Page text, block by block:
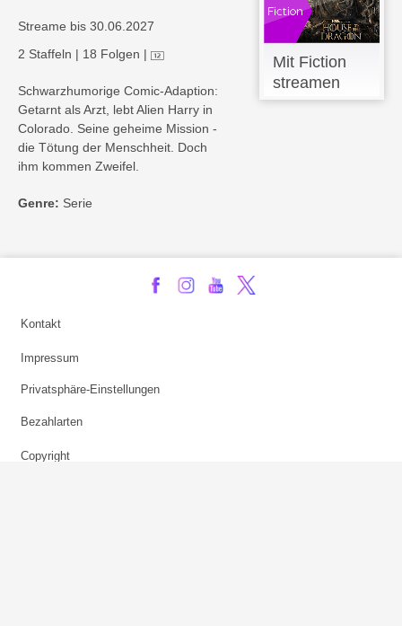
Streame bis 30.06.2027
2 Staffeln | 18 Folgen |
Schwarzhumorige Comic-Adaption:
Getarnt als Arzt, lebt Alien Harry in
Colorado. Seine geheime Mission -
die Tötung der Menschheit. Doch
ihm kommen Zweifel.
Genre: Serie
Mit Fiction
streamen
Kontakt
Impressum
Privatsphäre-Einstellungen
Bezahlarten
Copyright